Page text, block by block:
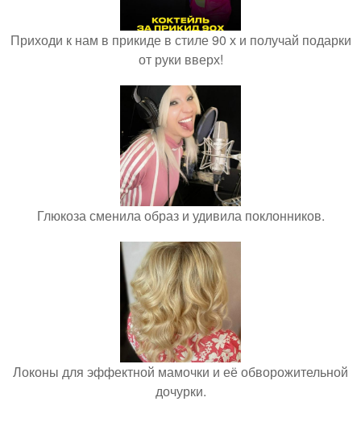
Приходи к нам в прикиде в стиле 90 х и получай подарки
от руки вверх!
Глюкоза сменила образ и удивила поклонников.
Локоны для эффектной мамочки и её обворожительной
дочурки.